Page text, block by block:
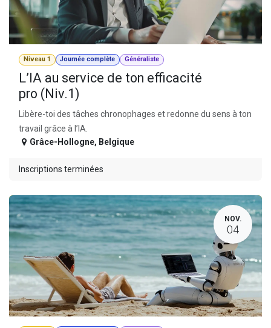
Niveau 1 Journée complète Généraliste
L’IA au service de ton efficacité
pro (Niv.1)
Libère-toi des tâches chronophages et redonne du sens à ton
travail grâce à l’IA.
Grâce-Hollogne, Belgique
Inscriptions terminées
NOV.
04